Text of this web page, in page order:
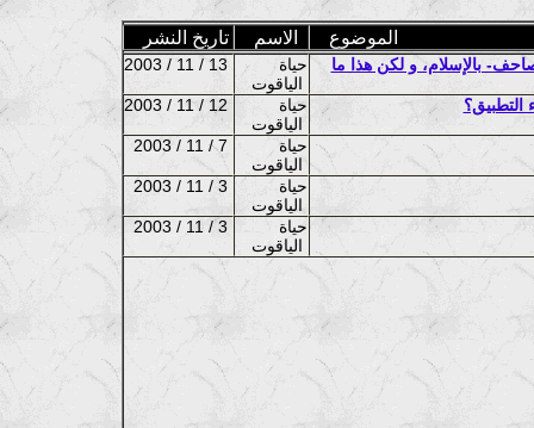
تاريخ النشر الاسم الموضوع
2003 / 11 / 13
حياة
المصاحف- بالإسلام، و لكن هذا ما
2003 / 11 / 12
حياة
2003 / 11 / 7
حياة
2003 / 11 / 3
حياة
2003 / 11 / 3
حياة